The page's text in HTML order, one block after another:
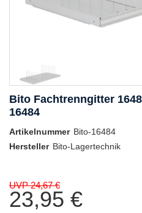
Bito Fachtrenngitter
16484
Artikelnummer Bito-16484
Hersteller Bito-Lagertechnik
UVP 24,67 €
23,95 €